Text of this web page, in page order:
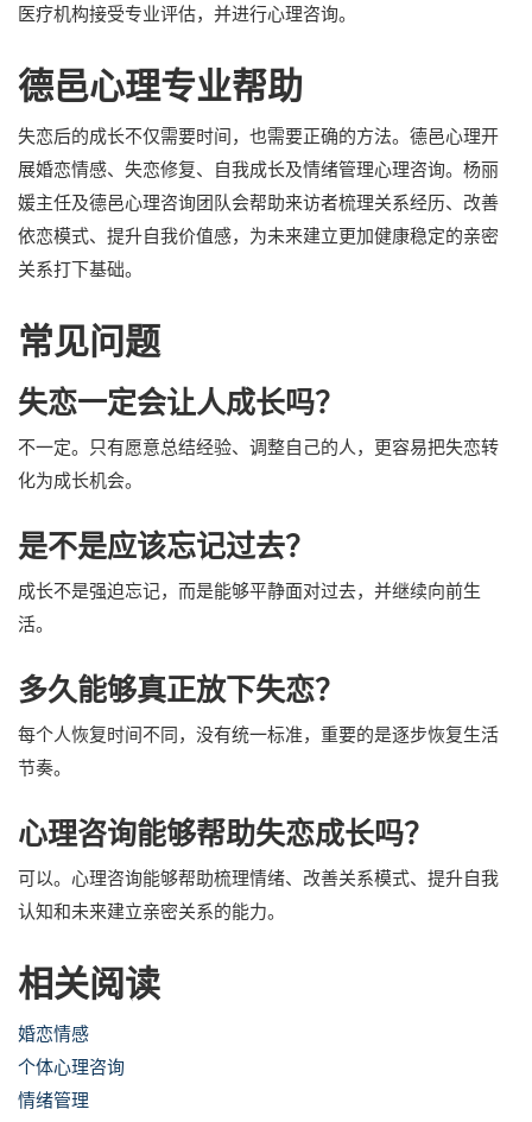
医疗机构接受专业评估，并进行心理咨询。
德邑心理专业帮助
失恋后的成长不仅需要时间，也需要正确的方法。德邑心理开
展婚恋情感、失恋修复、自我成长及情绪管理心理咨询。杨丽
媛主任及德邑心理咨询团队会帮助来访者梳理关系经历、改善
依恋模式、提升自我价值感，为未来建立更加健康稳定的亲密
关系打下基础。
常见问题
失恋一定会让人成长吗？
不一定。只有愿意总结经验、调整自己的人，更容易把失恋转
化为成长机会。
是不是应该忘记过去？
成长不是强迫忘记，而是能够平静面对过去，并继续向前生
活。
多久能够真正放下失恋？
每个人恢复时间不同，没有统一标准，重要的是逐步恢复生活
节奏。
心理咨询能够帮助失恋成长吗？
可以。心理咨询能够帮助梳理情绪、改善关系模式、提升自我
认知和未来建立亲密关系的能力。
相关阅读
婚恋情感
个体心理咨询
情绪管理